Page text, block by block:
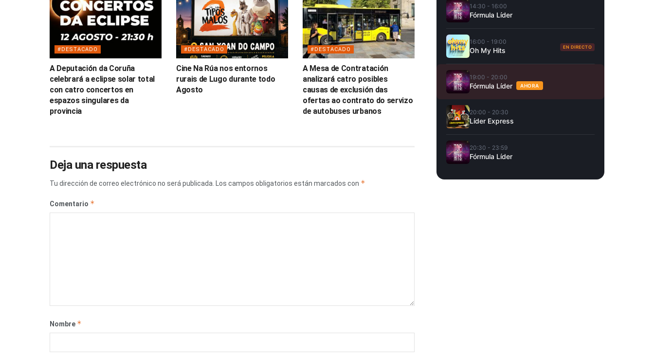
#DESTACADO
A Deputación da Coruña
celebrará a eclipse solar total
con catro concertos en
espazos singulares da
provincia
#DESTACADO
Cine Na Rúa nos entornos
rurais de Lugo durante todo
Agosto
#DESTACADO
A Mesa de Contratación
analizará catro posibles
causas de exclusión das
ofertas ao contrato do servizo
de autobuses urbanos
Deja una respuesta
Tu dirección de correo electrónico no será publicada. Los campos obligatorios están marcados con *
Comentario *
Nombre *
14:30 - 16:00
Fórmula Líder
16:00 - 19:00
Oh My Hits EN DIRECTO
19:00 - 20:00
Fórmula Líder AHORA
20:00 - 20:30
Líder Express
20:30 - 23:59
Fórmula Líder